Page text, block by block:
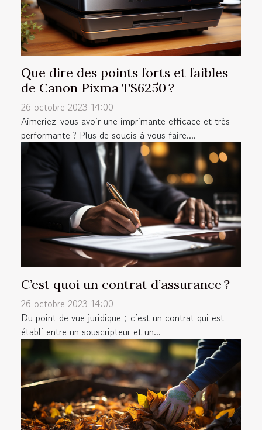
Que dire des points forts et faibles
de Canon Pixma TS6250 ?
26 octobre 2023 14:00
Aimeriez-vous avoir une imprimante efficace et très
performante ? Plus de soucis à vous faire....
C’est quoi un contrat d’assurance ?
26 octobre 2023 14:00
Du point de vue juridique ; c’est un contrat qui est
établi entre un souscripteur et un...